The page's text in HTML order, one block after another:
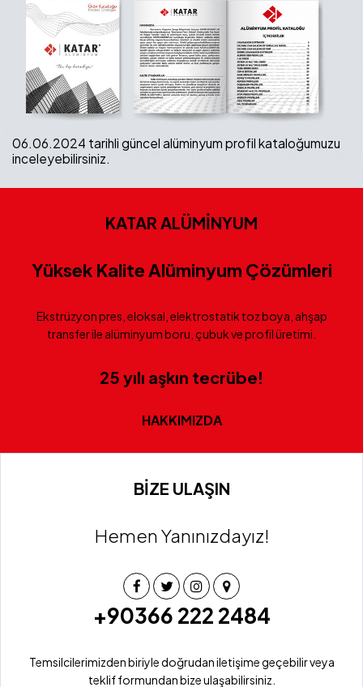
06.06.2024 tarihli güncel alüminyum profil kataloğumuzu
inceleyebilirsiniz.
KATAR ALÜMİNYUM
Yüksek Kalite Alüminyum Çözümleri
Ekstrüzyon pres, eloksal, elektrostatik toz boya, ahşap
transfer ile alüminyum boru, çubuk ve profil üretimi.
25 yılı aşkın tecrübe!
HAKKIMIZDA
BİZE ULAŞIN
Hemen Yanınızdayız!
+90366 222 2484
Temsilcilerimizden biriyle doğrudan iletişime geçebilir veya
teklif formundan bize ulaşabilirsiniz.